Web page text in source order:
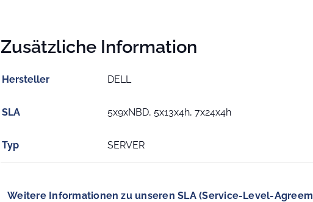
Zusätzliche Information
Hersteller DELL
SLA 5x9xNBD, 5x13x4h, 7x24x4h
Typ SERVER
Weitere Informationen zu unseren SLA (Service-Level-